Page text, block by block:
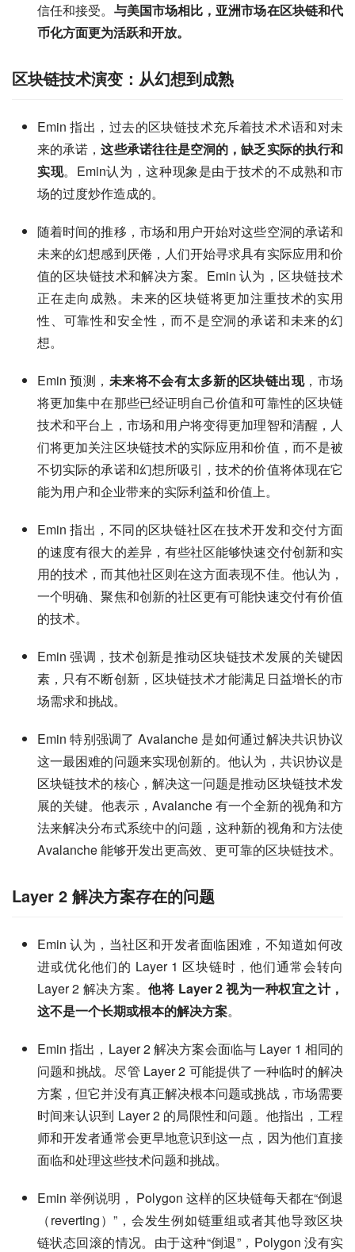
信任和接受。 与美国市场相比，亚洲市场在区块链和代
币化方面更为活跃和开放。
区块链技术演变：从幻想到成熟
Emin 指出，过去的区块链技术充斥着技术术语和对未
来的承诺，这些承诺往往是空洞的，缺乏实际的执行和
实现。Emin认为，这种现象是由于技术的不成熟和市
场的过度炒作造成的。
随着时间的推移，市场和用户开始对这些空洞的承诺和
未来的幻想感到厌倦，人们开始寻求具有实际应用和价
值的区块链技术和解决方案。Emin 认为，区块链技术
正在走向成熟。未来的区块链将更加注重技术的实用
性、可靠性和安全性，而不是空洞的承诺和未来的幻
想。
Emin 预测， 未来将不会有太多新的区块链出现，市场
将更加集中在那些已经证明自己价值和可靠性的区块链
技术和平台上，市场和用户将变得更加理智和清醒，人
们将更加关注区块链技术的实际应用和价值，而不是被
不切实际的承诺和幻想所吸引，技术的价值将体现在它
能为用户和企业带来的实际利益和价值上。
Emin 指出，不同的区块链社区在技术开发和交付方面
的速度有很大的差异，有些社区能够快速交付创新和实
用的技术，而其他社区则在这方面表现不佳。他认为，
一个明确、聚焦和创新的社区更有可能快速交付有价值
的技术。
Emin 强调，技术创新是推动区块链技术发展的关键因
素，只有不断创新，区块链技术才能满足日益增长的市
场需求和挑战。
Emin 特别强调了 Avalanche 是如何通过解决共识协议
这一最困难的问题来实现创新的。他认为，共识协议是
区块链技术的核心，解决这一问题是推动区块链技术发
展的关键。他表示，Avalanche 有一个全新的视角和方
法来解决分布式系统中的问题，这种新的视角和方法使
Avalanche 能够开发出更高效、更可靠的区块链技术。
Layer 2 解决方案存在的问题
Emin 认为，当社区和开发者面临困难，不知道如何改
进或优化他们的 Layer 1 区块链时，他们通常会转向
Layer 2 解决方案。他将 Layer 2 视为一种权宜之计，
这不是一个长期或根本的解决方案。
Emin 指出，Layer 2 解决方案会面临与 Layer 1 相同的
问题和挑战。尽管 Layer 2 可能提供了一种临时的解决
方案，但它并没有真正解决根本问题或挑战，市场需要
时间来认识到 Layer 2 的局限性和问题。他指出，工程
师和开发者通常会更早地意识到这一点，因为他们直接
面临和处理这些技术问题和挑战。
Emin 举例说明， Polygon 这样的区块链每天都在“倒退
（reverting）”，会发生例如链重组或者其他导致区块
链状态回滚的情况。由于这种“倒退”，Polygon 没有实